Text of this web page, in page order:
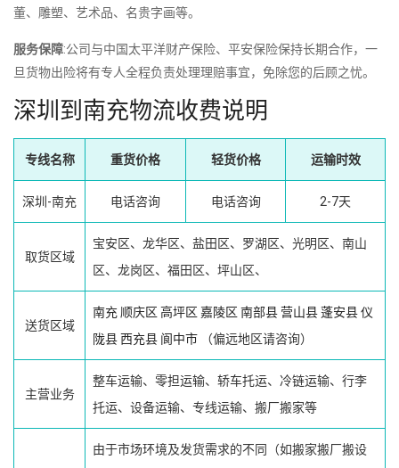
董、雕塑、艺术品、名贵字画等。
服务保障:公司与中国太平洋财产保险、平安保险保持长期合作，一
旦货物出险将有专人全程负责处理理赔事宜，免除您的后顾之忧。
深圳到南充物流收费说明
专线名称 重货价格 轻货价格 运输时效
深圳-南充 电话咨询 电话咨询 2-7天
取货区域
宝安区、龙华区、盐田区、罗湖区、光明区、南山
区、龙岗区、福田区、坪山区、
送货区域
南充 顺庆区 高坪区 嘉陵区 南部县营山县蓬安县仪
陇县西充县 阆中市 （偏远地区请咨询）
主营业务
整车运输、零担运输、轿车托运、冷链运输、行李
托运、设备运输、专线运输、搬厂搬家等
由于市场环境及发货需求的不同（如搬家搬厂搬设